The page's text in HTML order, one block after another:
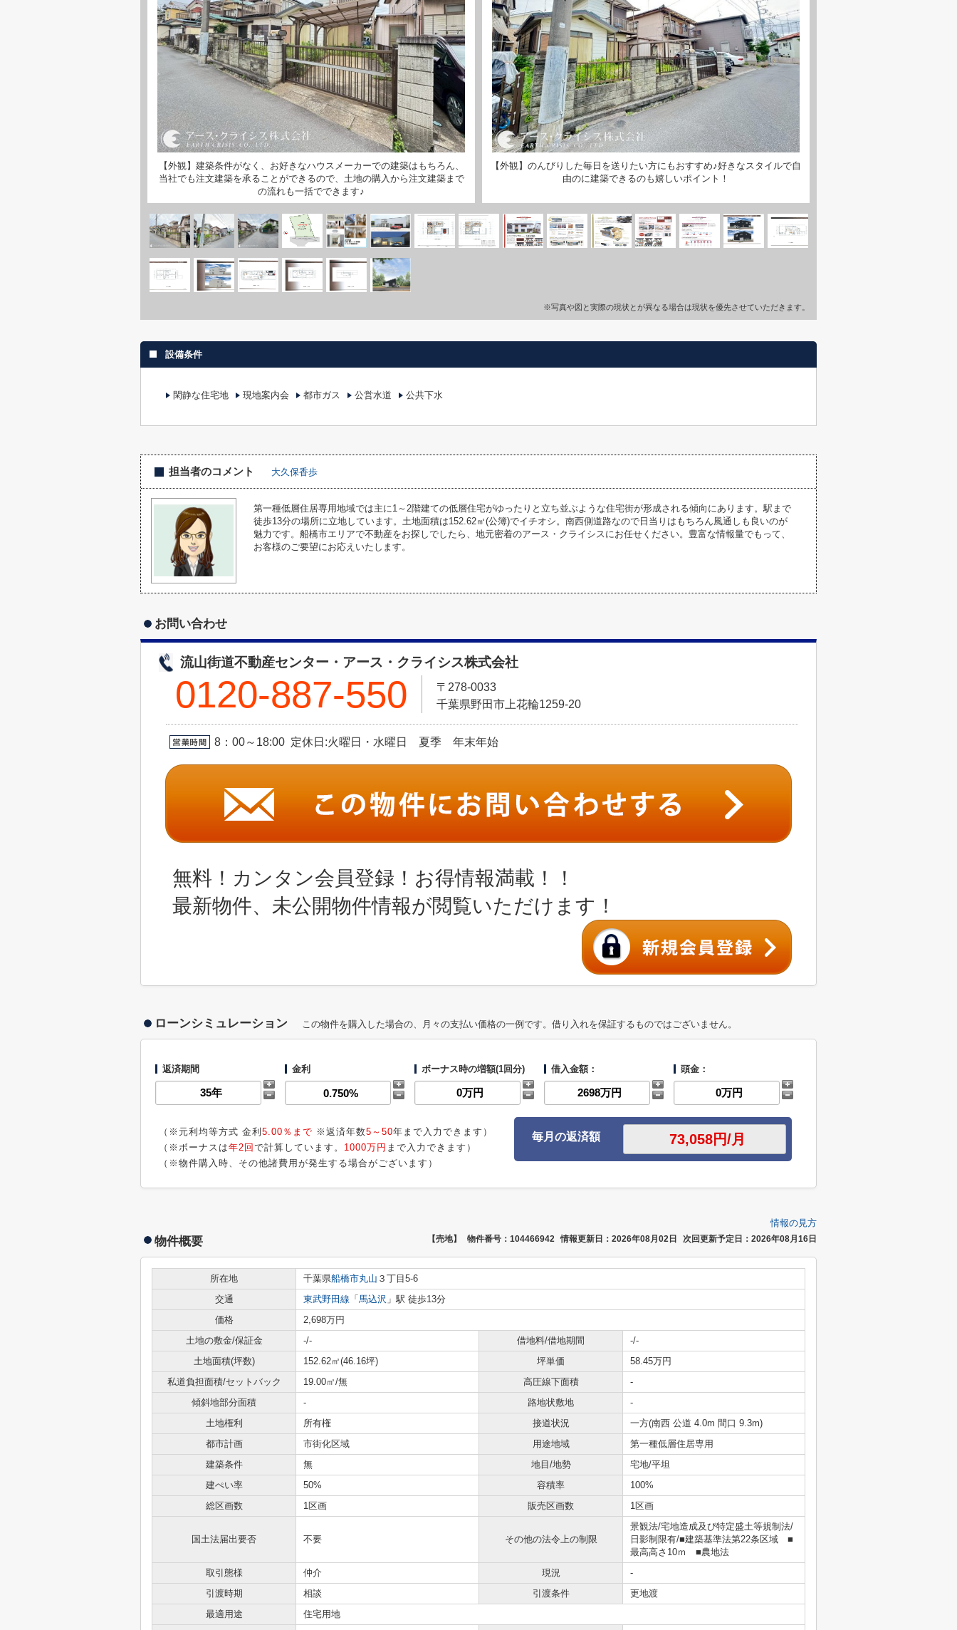
【外観】建築条件がなく、お好きなハウスメーカーでの建築はもちろん、
当社でも注文建築を承ることができるので、土地の購入から注文建築まで
の流れも一括でできます♪
【外観】のんびりした毎日を送りたい方にもおすすめ♪好きなスタイルで自
由のに建築できるのも嬉しいポイント！
※写真や図と実際の現状とが異なる場合は現状を優先させていただきます。
設備条件
閑静な住宅地 現地案内会 都市ガス 公営水道 公共下水
担当者のコメント 大久保香歩
第一種低層住居専用地域では主に1～2階建ての低層住宅がゆったりと立ち並ぶような住宅街が形成される傾向にあります。駅まで
徒歩13分の場所に立地しています。土地面積は152.62㎡(公簿)でイチオシ。南西側道路なので日当りはもちろん風通しも良いのが
魅力です。船橋市エリアで不動産をお探しでしたら、地元密着のアース・クライシスにお任せください。豊富な情報量でもって、
お客様のご要望にお応えいたします。
お問い合わせ
流山街道不動産センター・アース・クライシス株式会社
0120-887-550
〒278-0033
千葉県野田市上花輪1259-20
8：00～18:00 定休日:火曜日・水曜日 夏季 年末年始
無料！カンタン会員登録！お得情報満載！！
最新物件、未公開物件情報が閲覧いただけます！
ローンシミュレーション この物件を購入した場合の、月々の支払い価格の一例です。借り入れを保証するものではございません。
返済期間 金利 ボーナス時の増額(1回分) 借入金額： 頭金：
（※元利均等方式 金利 5.00％まで ※返済年数5～50年まで入力できます）
（※ボーナスは年2回 で計算しています。 1000万円 まで入力できます）
（※物件購入時、その他諸費用が発生する場合がございます）
毎月の返済額
情報の見方
物件概要 【売地】 物件番号：104466942 情報更新日：2026年08月02日 次回更新予定日：2026年08月16日
所在地 千葉県船橋市丸山 ３丁目5-6
交通
東武野田線 「 馬込沢 」駅 徒歩13分
価格
2,698万円
土地の敷金/保証金
-/- 借地料/借地期間
-/-
土地面積(坪数)
152.62㎡(46.16坪) 坪単価
58.45万円
私道負担面積/セットバック
19.00㎡/無 高圧線下面積
-
傾斜地部分面積
- 路地状敷地
-
土地権利
所有権 接道状況
一方(南西 公道 4.0m 間口 9.3m)
都市計画
市街化区域 用途地域
第一種低層住居専用
建築条件
無 地目/地勢
宅地/平坦
建ぺい率
50% 容積率
100%
総区画数
1区画 販売区画数 1区画
国土法届出要否 不要 その他の法令上の制限
景観法/宅地造成及び特定盛土等規制法/
日影制限有/■建築基準法第22条区域 ■
最高高さ10ｍ ■農地法
取引態様
仲介 現況
-
引渡時期
相談 引渡条件
更地渡
最適用途
住宅用地